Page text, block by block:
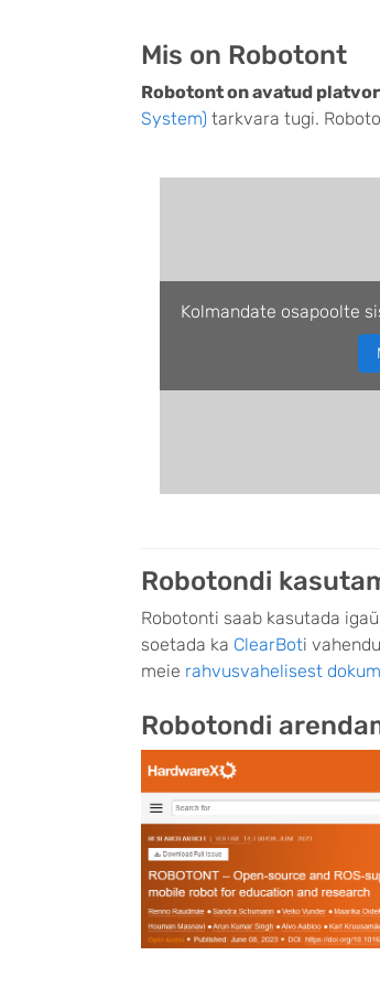
Mis on Robotont
Robotont on avatud
System) tarkvara tugi.
Kolmandate osapoolte
Robotondi
Robotonti saab kasutada
soetada ka ClearBoti
meie rahvusvahelisest
Robotondi